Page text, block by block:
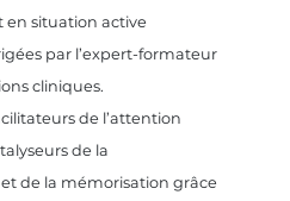
situation active
par l’expert-formateur
cliniques.
de l’attention
de la
de la mémorisation grâce